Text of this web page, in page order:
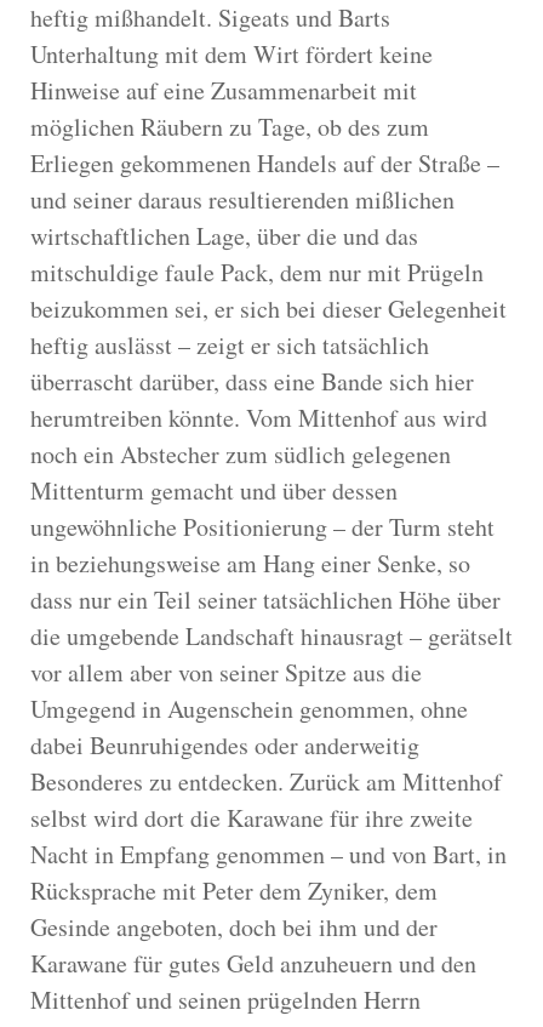
heftig mißhandelt. Sigeats und Barts
Unterhaltung mit dem Wirt fördert keine
Hinweise auf eine Zusammenarbeit mit
möglichen Räubern zu Tage, ob des zum
Erliegen gekommenen Handels auf der Straße –
und seiner daraus resultierenden mißlichen
wirtschaftlichen Lage, über die und das
mitschuldige faule Pack, dem nur mit Prügeln
beizukommen sei, er sich bei dieser Gelegenheit
heftig auslässt – zeigt er sich tatsächlich
überrascht darüber, dass eine Bande sich hier
herumtreiben könnte. Vom Mittenhof aus wird
noch ein Abstecher zum südlich gelegenen
Mittenturm gemacht und über dessen
ungewöhnliche Positionierung – der Turm steht
in beziehungsweise am Hang einer Senke, so
dass nur ein Teil seiner tatsächlichen Höhe über
die umgebende Landschaft hinausragt – gerätselt
vor allem aber von seiner Spitze aus die
Umgegend in Augenschein genommen, ohne
dabei Beunruhigendes oder anderweitig
Besonderes zu entdecken. Zurück am Mittenhof
selbst wird dort die Karawane für ihre zweite
Nacht in Empfang genommen – und von Bart, in
Rücksprache mit Peter dem Zyniker, dem
Gesinde angeboten, doch bei ihm und der
Karawane für gutes Geld anzuheuern und den
Mittenhof und seinen prügelnden Herrn